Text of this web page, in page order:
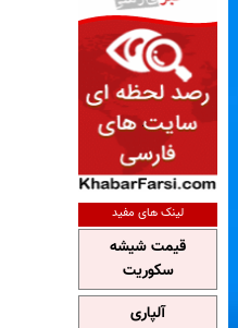
لینک های مفید
قیمت شیشه
سکوریت
آلپاری